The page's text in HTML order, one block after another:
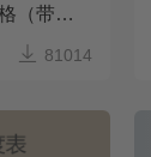
客户跟进管理系统模板表格（带合同提醒，付款提醒）
 81014